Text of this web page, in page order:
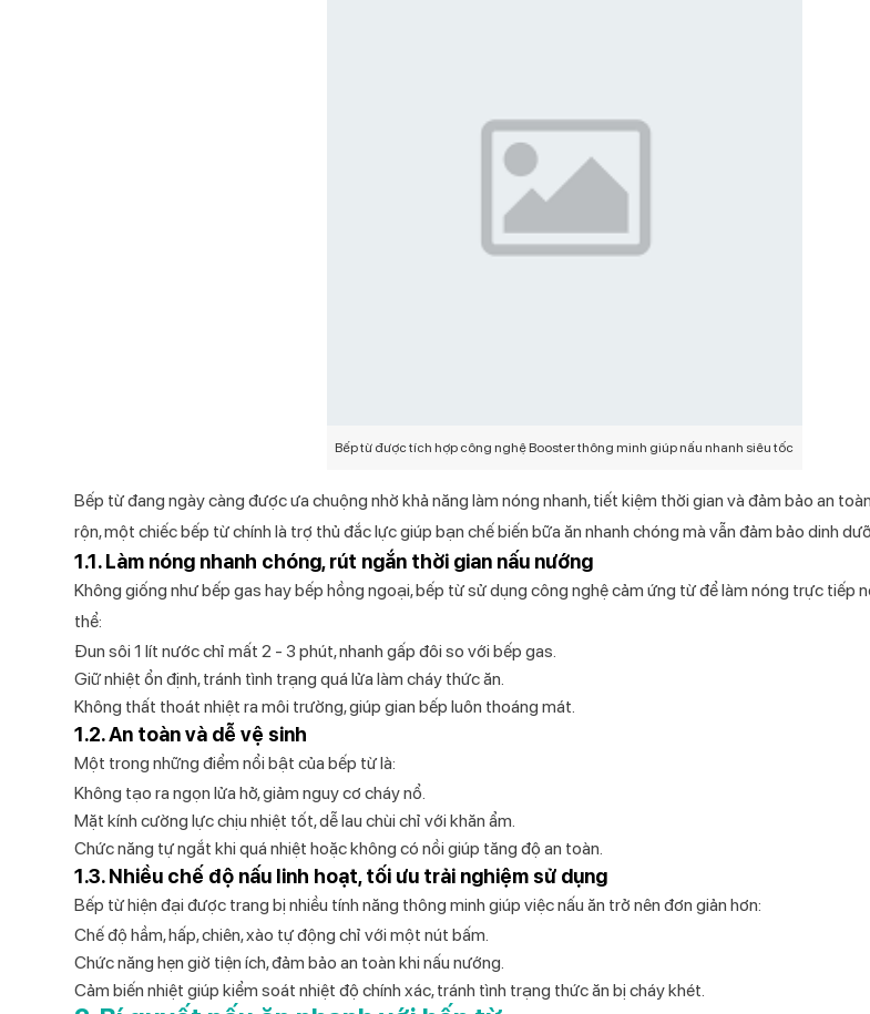
Bếp từ được tích hợp công nghệ Booster thông minh giúp nấu nhanh siêu tốc
Bếp từ đang ngày càng được ưa chuộng nhờ khả năng làm nóng nhanh, tiết kiệm thời gian và đảm bảo an
rộn, một chiếc bếp từ chính là trợ thủ đắc lực giúp bạn chế biến bữa ăn nhanh chóng mà vẫn đảm bảo dinh
1.1. Làm nóng nhanh chóng, rút ngắn thời gian nấu nướng
Không giống như bếp gas hay bếp hồng ngoại, bếp từ sử dụng công nghệ cảm ứng từ để làm nóng trực tiếp
thể:
Đun sôi 1 lít nước chỉ mất 2 - 3 phút, nhanh gấp đôi so với bếp gas.
Giữ nhiệt ổn định, tránh tình trạng quá lửa làm cháy thức ăn.
Không thất thoát nhiệt ra môi trường, giúp gian bếp luôn thoáng mát.
1.2. An toàn và dễ vệ sinh
Một trong những điểm nổi bật của bếp từ là:
Không tạo ra ngọn lửa hở, giảm nguy cơ cháy nổ.
Mặt kính cường lực chịu nhiệt tốt, dễ lau chùi chỉ với khăn ẩm.
Chức năng tự ngắt khi quá nhiệt hoặc không có nồi giúp tăng độ an toàn.
1.3. Nhiều chế độ nấu linh hoạt, tối ưu trải nghiệm sử dụng
Bếp từ hiện đại được trang bị nhiều tính năng thông minh giúp việc nấu ăn trở nên đơn giản hơn:
Chế độ hầm, hấp, chiên, xào tự động chỉ với một nút bấm.
Chức năng hẹn giờ tiện ích, đảm bảo an toàn khi nấu nướng.
Cảm biến nhiệt giúp kiểm soát nhiệt độ chính xác, tránh tình trạng thức ăn bị cháy khét.